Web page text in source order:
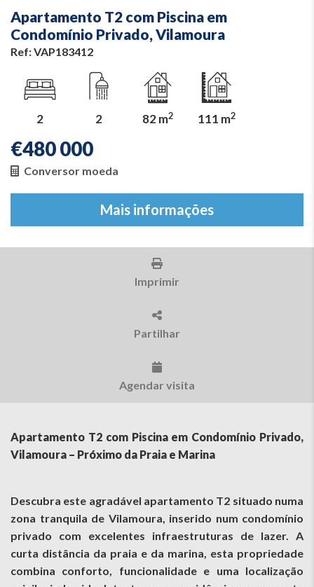
Apartamento T2 com Piscina em
Condomínio Privado, Vilamoura
Ref: VAP183412
2 2 82 m2 111 m2
€480 000
Conversor moeda
Mais informações
Imprimir
Partilhar
Agendar visita
Apartamento T2 com Piscina em Condomínio Privado,
Vilamoura – Próximo da Praia e Marina
Descubra este agradável apartamento T2 situado numa
zona tranquila de Vilamoura, inserido num condomínio
privado com excelentes infraestruturas de lazer. A
curta distância da praia e da marina, esta propriedade
combina conforto, funcionalidade e uma localização